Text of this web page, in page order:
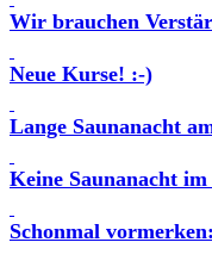
Wir brauchen
Neue Kurse! :-)
Lange Saunanacht
Keine Saunanacht
Schonmal